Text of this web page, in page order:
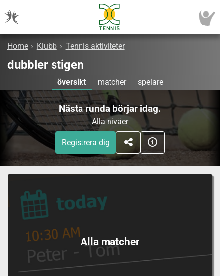
Home › Klubb › Tennis aktiviteter
dubbler stigen
översikt matcher spelare
Nästa runda börjar idag.
Alla nivåer
Registrera dig
Alla matcher